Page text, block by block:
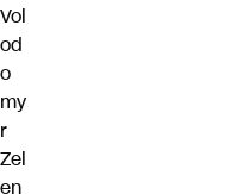
Vol
od
o
my
r
Zel
en